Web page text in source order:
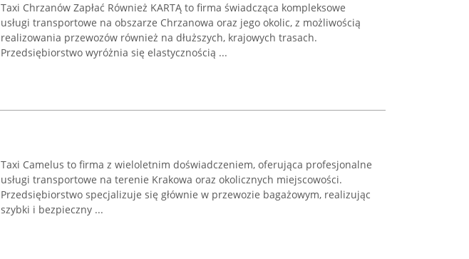
Taxi Chrzanów Zapłać Również KARTĄ to firma świadcząca kompleksowe
usługi transportowe na obszarze Chrzanowa oraz jego okolic, z możliwością
realizowania przewozów również na dłuższych, krajowych trasach.
Przedsiębiorstwo wyróżnia się elastycznością ...
Taxi Camelus to firma z wieloletnim doświadczeniem, oferująca profesjonalne
usługi transportowe na terenie Krakowa oraz okolicznych miejscowości.
Przedsiębiorstwo specjalizuje się głównie w przewozie bagażowym, realizując
szybki i bezpieczny ...